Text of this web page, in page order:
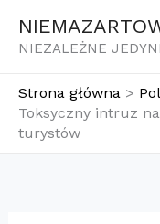
NIEZALEŻNE
Strona główna
Toksyczny intruz
turystów